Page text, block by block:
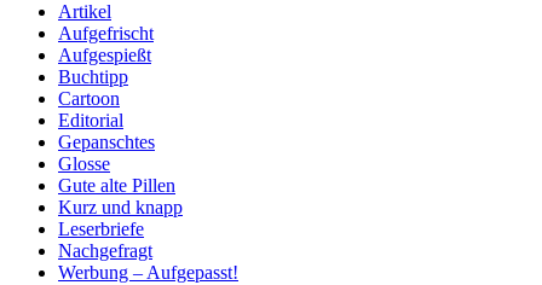
Artikel
Aufgefrischt
Aufgespießt
Buchtipp
Cartoon
Editorial
Gepanschtes
Glosse
Gute alte Pillen
Kurz und knapp
Leserbriefe
Nachgefragt
Werbung – Aufgepasst!